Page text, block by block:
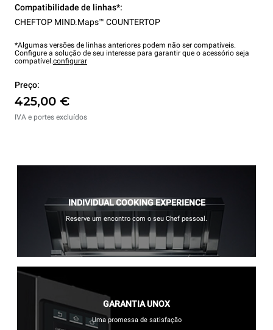
Compatibilidade de linhas*:
CHEFTOP MIND.Maps™ COUNTERTOP
*Algumas versões de linhas anteriores podem não ser compatíveis.
Configure a solução de seu interesse para garantir que o acessório seja
compatível.configurar
Preço:
425,00 €
IVA e portes excluídos
INDIVIDUAL COOKING EXPERIENCE
Reserve um encontro com o seu Chef pessoal.
GARANTIA UNOX
Uma promessa de satisfação